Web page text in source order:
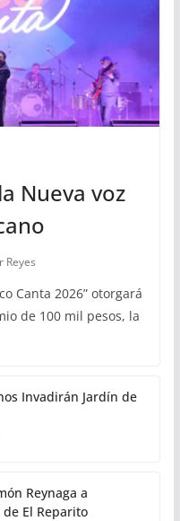
Nueva voz
Reyes
Canta 2026” otorgará
de 100 mil pesos, la
Invadirán Jardín de
Reynaga a
El Reparito